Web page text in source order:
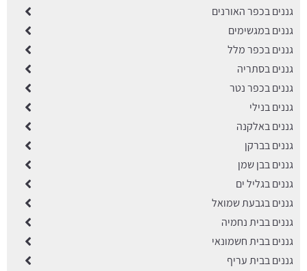
גננים בכפר האורנים
גננים במגשימים
גננים בכפר מלל
גננים בסתריה
גננים בכפר נטר
גננים בנילי
גננים באלקנה
גננים בברקן
גננים בבן שמן
גננים בגליל ים
גננים בגבעת שמואל
גננים בבית נחמיה
גננים בבית חשמונאי
גננים בבית עריף